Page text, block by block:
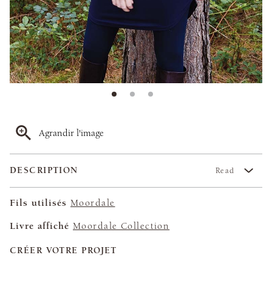
Agrandir l'image
DESCRIPTION Read
Fils utilisés Moordale
Livre affiché Moordale Collection
CRÉER VOTRE PROJET